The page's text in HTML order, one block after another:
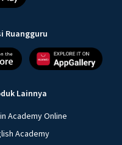
Ruangguru
Lainnya
Academy Online
Academy